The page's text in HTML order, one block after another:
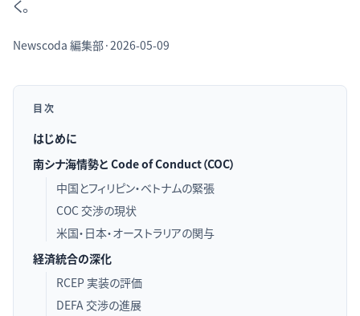
く。
Newscoda 編集部·2026-05-09
目次
はじめに
南シナ海情勢と Code of Conduct（COC）
中国とフィリピン・ベトナムの緊張
COC 交渉の現状
米国・日本・オーストラリアの関与
経済統合の深化
RCEP 実装の評価
DEFA 交渉の進展